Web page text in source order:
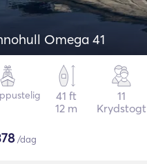
Omega 41
41 ft
12 m
11
Krydstogt
/dag